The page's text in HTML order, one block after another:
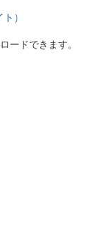
）
ードできます。